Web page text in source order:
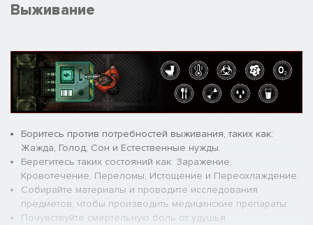
Выживание
Боритесь против потребностей выживания, таких как:
Жажда, Голод, Сон и Естественные нужды.
Берегитесь таких состояний как: Заражение,
Кровотечение, Переломы, Истощение и Переохлаждение.
Собирайте материалы и проводите исследования
предметов, чтобы производить медицинские препараты.
Почувствуйте смертельную боль от удушья.